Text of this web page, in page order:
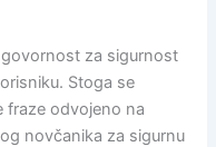
za sigurnost
Stoga se
fraze odvojeno na
novčanika za sigurnu